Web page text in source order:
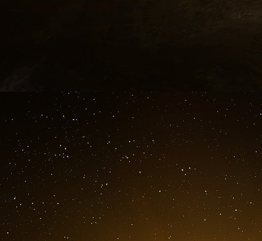
de forêts, étudier l’évolution des
migration des grandes baleines.
Comment ?
En utilisant les technologies décrites plus
domaine de l’intelligence artificielle. Les
reconnaissance d’images qui permettront leur
Ce projet nous donnera donc une vision
d’action bien plus rapide. L’instantanéité
conflit naissant, ou optimiser la gestion de
temps réel. De grandes questions qui